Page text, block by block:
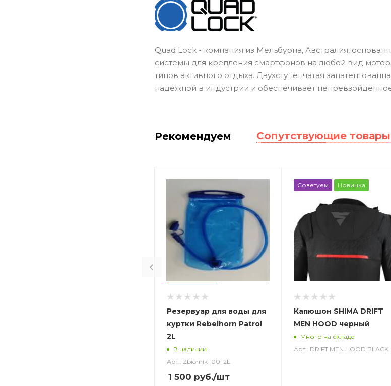
Quad Lock - компания из Мельбурна, Австралия,
системы для крепления смартфонов на любой вид
типов активного отдыха. Двухступенчатая
надежной в индустрии и обеспечивает
Рекомендуем Сопутствующие товары
Резервуар для воды для
куртки Rebelhorn Patrol
2L
В наличии
Арт.: Zbiornik_00_2L
1 500 руб./шт
Советуем Новинка
Капюшон SHIMA DRIFT
MEN HOOD черный
Много на складе
Арт.: DRIFT MEN HOOD BLACK